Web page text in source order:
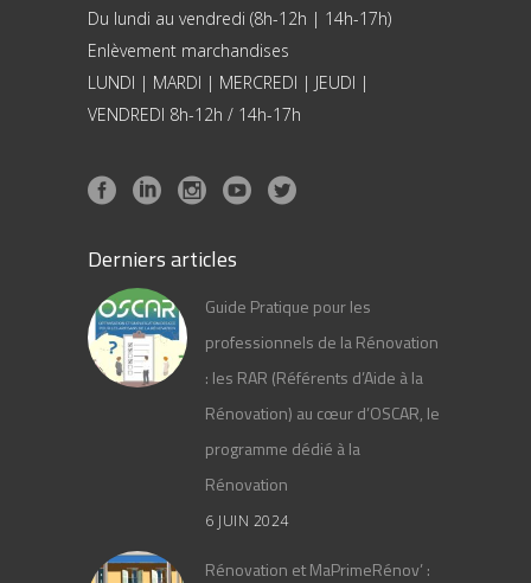
Du lundi au vendredi (8h-12h | 14h-17h)
Enlèvement marchandises
LUNDI | MARDI | MERCREDI | JEUDI |
VENDREDI 8h-12h / 14h-17h
Derniers articles
Guide Pratique pour les
professionnels de la Rénovation
: les RAR (Référents d’Aide à la
Rénovation) au cœur d’OSCAR, le
programme dédié à la
Rénovation
6 JUIN 2024
Rénovation et MaPrimeRénov’ :